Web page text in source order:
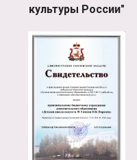
культуры России"